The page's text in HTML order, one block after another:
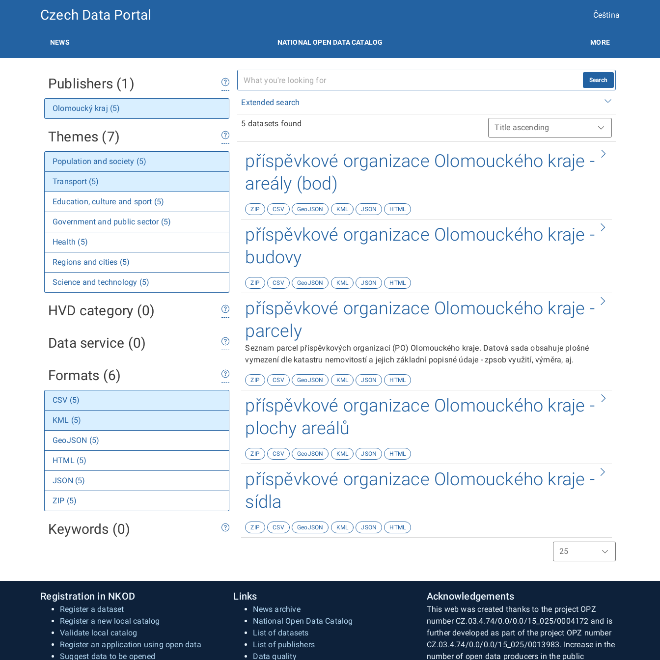
Czech Data Portal Čeština
NEWS NATIONAL OPEN DATA CATALOG MORE
Publishers (1)
Olomoucký kraj (5)
Themes (7)
Population and society (5)
Transport (5)
Education, culture and sport (5)
Government and public sector (5)
Health (5)
Regions and cities (5)
Science and technology (5)
HVD category (0)
Data service (0)
Formats (6)
CSV (5)
KML (5)
GeoJSON (5)
HTML (5)
JSON (5)
ZIP (5)
Keywords (0)
Search
Extended search
5 datasets found
příspěvkové organizace Olomouckého kraje -
areály (bod)
ZIP CSV GeoJSON KML JSON HTML
příspěvkové organizace Olomouckého kraje -
budovy
ZIP CSV GeoJSON KML JSON HTML
příspěvkové organizace Olomouckého kraje -
parcely
Seznam parcel příspěvkových organizací (PO) Olomouckého kraje. Datová sada obsahuje plošné
vymezení dle katastru nemovitostí a jejich základní popisné údaje - zpsob využití, výměra, aj.
ZIP CSV GeoJSON KML JSON HTML
příspěvkové organizace Olomouckého kraje -
plochy areálů
ZIP CSV GeoJSON KML JSON HTML
příspěvkové organizace Olomouckého kraje -
sídla
ZIP CSV GeoJSON KML JSON HTML
Registration in NKOD
Register a dataset
Register a new local catalog
Validate local catalog
Register an application using open data
Suggest data to be opened
Links
News archive
National Open Data Catalog
List of datasets
List of publishers
Data quality
Acknowledgements
This web was created thanks to the project OPZ
number CZ.03.4.74/0.0/0.0/15_025/0004172 and is
further developed as part of the project OPZ number
CZ.03.4.74/0.0/0.0/15_025/0013983. Increase in the
number of open data producers in the public